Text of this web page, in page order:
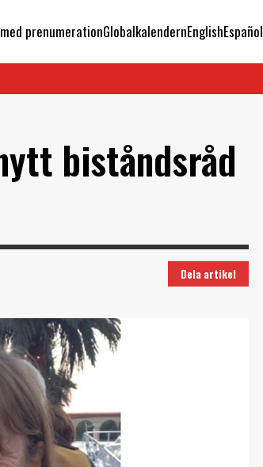
prenumerationGlobalkalendernEnglishEspañol
biståndsråd
Dela artikel